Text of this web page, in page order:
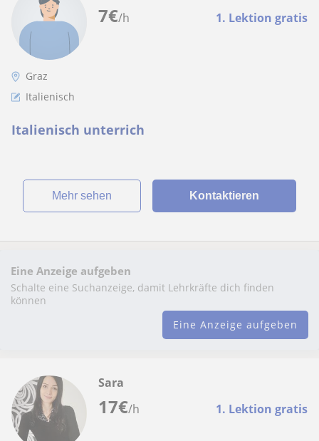
7€/h 1. Lektion gratis
Graz
Italienisch
Italienisch unterrich
Mehr sehen Kontaktieren
Eine Anzeige aufgeben
Schalte eine Suchanzeige, damit Lehrkräfte dich finden
können
Eine Anzeige aufgeben
17€/h 1. Lektion gratis
Sara